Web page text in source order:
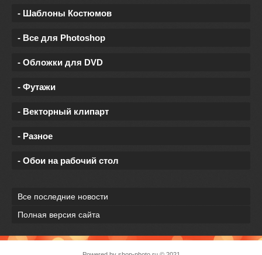
- Шаблоны Костюмов
- Все для Photoshop
- Обложки для DVD
- Футажи
- Векторный клипарт
- Разное
- Обои на рабочий стол
Все последние новости
Полная версия сайта